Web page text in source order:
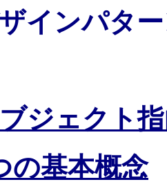
インパタ
ジェクト
の基本概念